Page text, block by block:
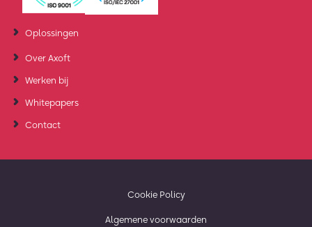
Oplossingen
Over Axoft
Werken bij
Whitepapers
Contact
Cookie Policy
Algemene voorwaarden